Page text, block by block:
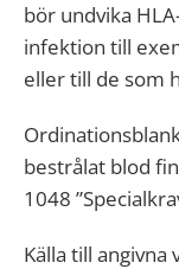
bör undvika
infektion till
eller till de som
bestrålat blod
1048
Källa till